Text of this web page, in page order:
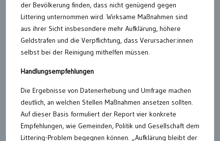
der Bevölkerung finden, dass nicht genügend gegen
Littering unternommen wird. Wirksame Maßnahmen sind
aus ihrer Sicht insbesondere mehr Aufklärung, höhere
Geldstrafen und die Verpflichtung, dass Verursacher:innen
selbst bei der Reinigung mithelfen müssen.
Handlungsempfehlungen
Die Ergebnisse von Datenerhebung und Umfrage machen
deutlich, an welchen Stellen Maßnahmen ansetzen sollten.
Auf dieser Basis formuliert der Report vier konkrete
Empfehlungen, wie Gemeinden, Politik und Gesellschaft dem
Littering-Problem begegnen können. „Aufklärung bleibt der